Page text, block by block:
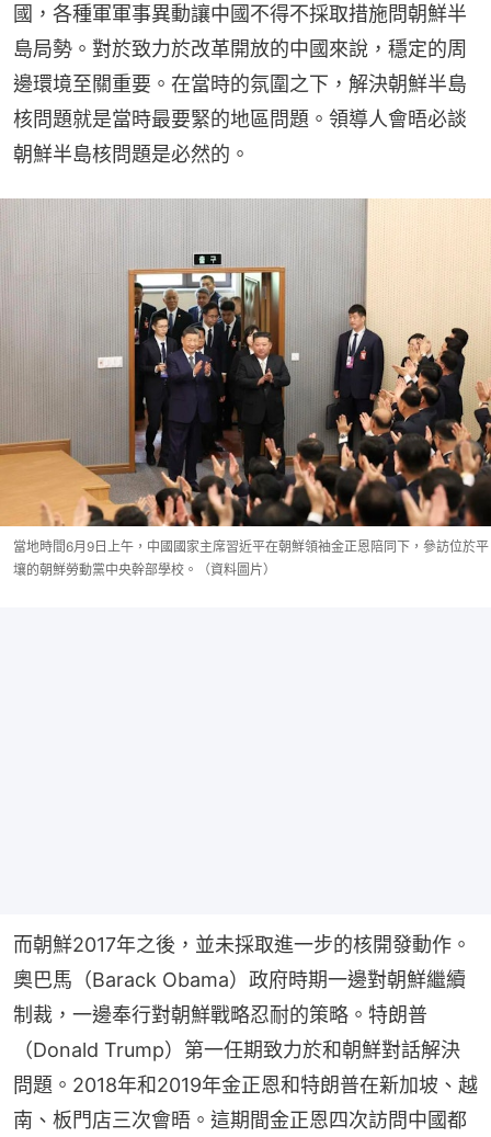
國，各種軍軍事異動讓中國不得不採取措施問朝鮮半
島局勢。對於致力於改革開放的中國來說，穩定的周
邊環境至關重要。在當時的氛圍之下，解決朝鮮半島
核問題就是當時最要緊的地區問題。領導人會晤必談
朝鮮半島核問題是必然的。
當地時間6月9日上午，中國國家主席習近平在朝鮮領袖金正恩陪同下，參訪位於平
壤的朝鮮勞動黨中央幹部學校。（資料圖片）
而朝鮮2017年之後，並未採取進一步的核開發動作。
奧巴馬（Barack Obama）政府時期一邊對朝鮮繼續
制裁，一邊奉行對朝鮮戰略忍耐的策略。特朗普
（Donald Trump）第一任期致力於和朝鮮對話解決
問題。2018年和2019年金正恩和特朗普在新加坡、越
南、板門店三次會晤。這期間金正恩四次訪問中國都